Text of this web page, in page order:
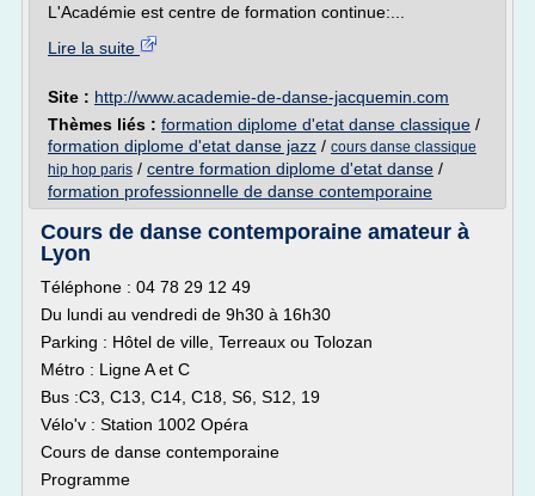
L'Académie est centre de formation continue:...
Lire la suite
Site : http://www.academie-de-danse-jacquemin.com
Thèmes liés : formation diplome d'etat danse classique /
formation diplome d'etat danse jazz / cours danse classique
hip hop paris / centre formation diplome d'etat danse /
formation professionnelle de danse contemporaine
Cours de danse contemporaine amateur à
Lyon
Téléphone : 04 78 29 12 49
Du lundi au vendredi de 9h30 à 16h30
Parking : Hôtel de ville, Terreaux ou Tolozan
Métro : Ligne A et C
Bus :C3, C13, C14, C18, S6, S12, 19
Vélo'v : Station 1002 Opéra
Cours de danse contemporaine
Programme